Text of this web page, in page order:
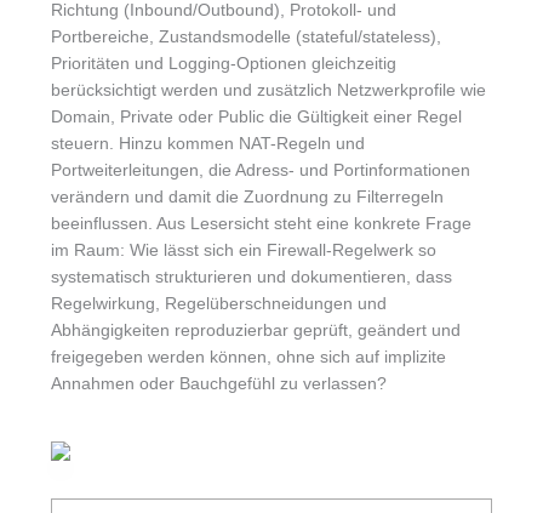
Richtung (Inbound/Outbound), Protokoll- und
Portbereiche, Zustandsmodelle (stateful/stateless),
Prioritäten und Logging-Optionen gleichzeitig
berücksichtigt werden und zusätzlich Netzwerkprofile wie
Domain, Private oder Public die Gültigkeit einer Regel
steuern. Hinzu kommen NAT-Regeln und
Portweiterleitungen, die Adress- und Portinformationen
verändern und damit die Zuordnung zu Filterregeln
beeinflussen. Aus Lesersicht steht eine konkrete Frage
im Raum: Wie lässt sich ein Firewall-Regelwerk so
systematisch strukturieren und dokumentieren, dass
Regelwirkung, Regelüberschneidungen und
Abhängigkeiten reproduzierbar geprüft, geändert und
freigegeben werden können, ohne sich auf implizite
Annahmen oder Bauchgefühl zu verlassen?